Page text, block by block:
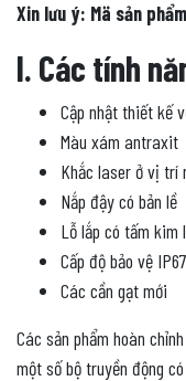
Xin lưu ý: Mä sản
I. Các tính
Cập nhật thiết kế
Màu xám antraxit
Khắc laser ở vị trí
Nắp đậy có bản lề
Lỗ lắp có tấm kim
Cấp độ bảo vệ
Các cần gạt mới
Các sản phẩm hoàn
một số bộ truyền động